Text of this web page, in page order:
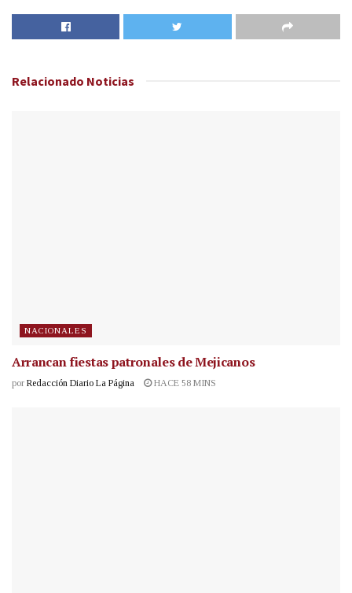
Relacionado Noticias
NACIONALES
Arrancan fiestas patronales de Mejicanos
por Redacción Diario La Página HACE 58 MINS